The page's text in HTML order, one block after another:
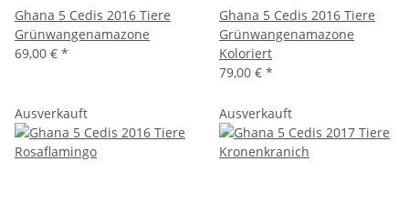
Ghana 5 Cedis 2016 Tiere
Grünwangenamazone
69,00 € *
Ghana 5 Cedis 2016 Tiere
Grünwangenamazone
Koloriert
79,00 € *
Ausverkauft Ausverkauft